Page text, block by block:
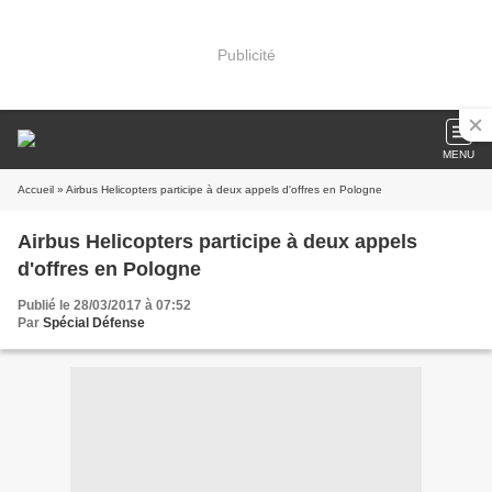
Publicité
MENU
Accueil » Airbus Helicopters participe à deux appels d'offres en Pologne
Airbus Helicopters participe à deux appels
d'offres en Pologne
Publié le 28/03/2017 à 07:52
Par Spécial Défense